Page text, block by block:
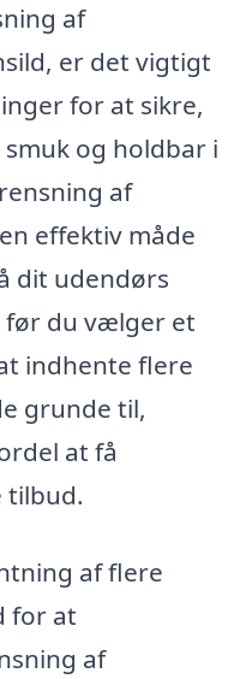
af
er det vigtigt
for at sikre,
og holdbar i
af
effektiv måde
dit udendørs
du vælger et
indhente flere
grunde til,
at få
tilbud.
af flere
for at
af